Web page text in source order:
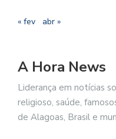
« fev abr »
A Hora News
Liderança em notícias
religioso, saúde,
de Alagoas, Brasil e